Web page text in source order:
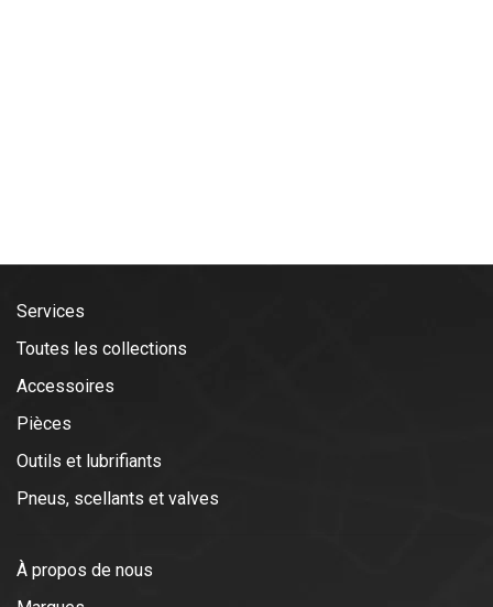
Services
Toutes les collections
Accessoires
Pièces
Outils et lubrifiants
Pneus, scellants et valves
À propos de nous